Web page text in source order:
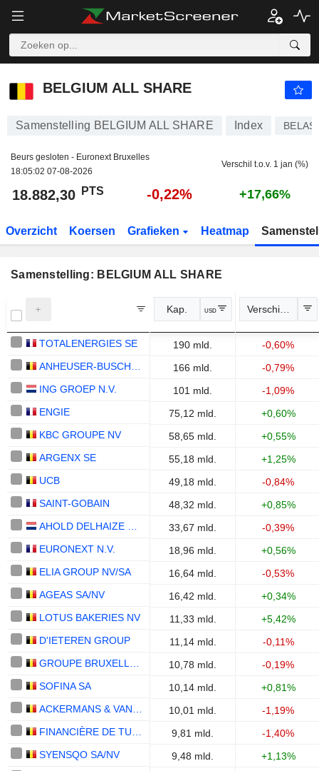
BELGIUM ALL SHARE
BELGIUM ALL SHARE
Samenstelling BELGIUM ALL SHARE Index BELAS
Beurs gesloten - Euronext Bruxelles
18:05:02 07-08-2026
Verschil t.o.v. 1 jan (%)
18.882,30 PTS -0,22% +17,66%
Overzicht Koersen Grafieken Heatmap
Samenstelling: BELGIUM ALL SHARE
Kap. USD Verschil (%)
TOTALENERGIES SE 190 mld.
-0,60%
166 mld.
-0,79%
ING GROEP N.V.
101 mld.
-1,09%
ENGIE
75,12 mld.
+0,60%
KBC GROUPE NV
58,65 mld.
+0,55%
ARGENX SE
55,18 mld.
+1,25%
UCB
49,18 mld.
-0,84%
SAINT-GOBAIN
48,32 mld.
+0,85%
33,67 mld.
-0,39%
EURONEXT N.V.
18,96 mld.
+0,56%
ELIA GROUP NV/SA
16,64 mld.
-0,53%
AGEAS SA/NV
16,42 mld.
+0,34%
LOTUS BAKERIES NV
11,33 mld.
+5,42%
D'IETEREN GROUP
11,14 mld.
-0,11%
10,78 mld.
-0,19%
SOFINA SA
10,14 mld.
+0,81%
10,01 mld.
-1,19%
9,81 mld.
-1,40%
SYENSQO SA/NV
9,48 mld.
+1,13%